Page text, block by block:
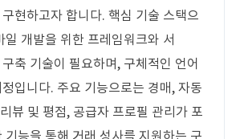
현하고자 합니다. 핵심 기술 스택으
일 개발을 위한 프레임워크와 서
축 기술이 필요하며, 구체적인 언어
입니다. 주요 기능으로는 경매, 자동
뷰 및 평점, 공급자 프로필 관리가 포
기능을 통해 거래 성사를 지원하는 구